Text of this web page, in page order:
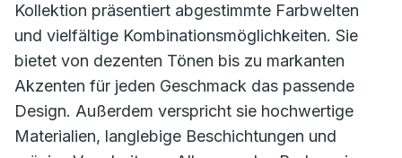
Kollektion präsentiert abgestimmte Farbwelten
und vielfältige Kombinationsmöglichkeiten. Sie
bietet von dezenten Tönen bis zu markanten
Akzenten für jeden Geschmack das passende
Design. Außerdem verspricht sie hochwertige
Materialien, langlebige Beschichtungen und